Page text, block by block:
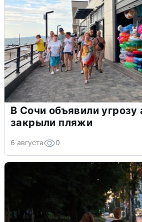
В Сочи объявили
закрыли пляжи
6 августа 0